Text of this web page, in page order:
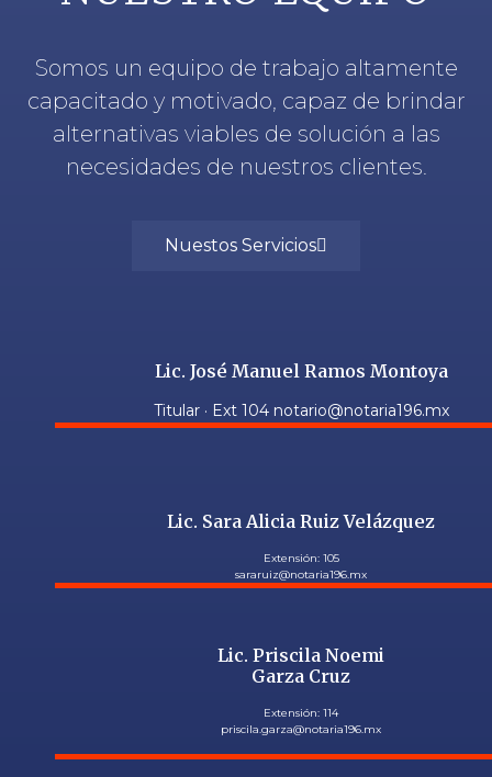
Somos un equipo de trabajo altamente
capacitado y motivado, capaz de brindar
alternativas viables de solución a las
necesidades de nuestros clientes.
Nuestos Servicios
Lic. José Manuel Ramos Montoya
Titular · Ext 104 notario@notaria196.mx
Lic. Sara Alicia Ruiz Velázquez
Extensión: 105
sararuiz@notaria196.mx
Lic. Priscila Noemi
Garza Cruz
Extensión: 114
priscila.garza@notaria196.mx